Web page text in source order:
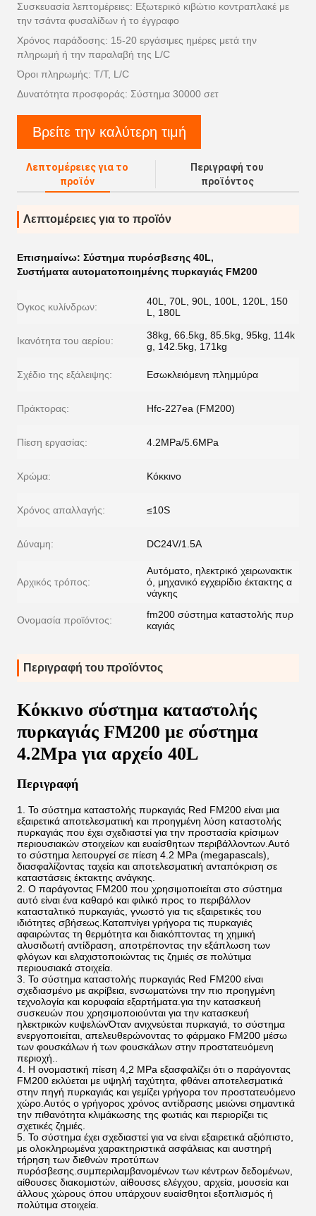
Συσκευασία λεπτομέρειες: Εξωτερικό κιβώτιο κοντραπλακέ με
την τσάντα φυσαλίδων ή το έγγραφο
Χρόνος παράδοσης: 15-20 εργάσιμες ημέρες μετά την
πληρωμή ή την παραλαβή της L/C
Όροι πληρωμής: T/T, L/C
Δυνατότητα προσφοράς: Σύστημα 30000 σετ
Βρείτε την καλύτερη τιμή
Λεπτομέρειες για το
προϊόν
Περιγραφή του
προϊόντος
Λεπτομέρειες για το προϊόν
Επισημαίνω: Σύστημα πυρόσβεσης 40L,
Συστήματα αυτοματοποιημένης πυρκαγιάς FM200
Όγκος κυλίνδρων:
40L, 70L, 90L, 100L, 120L, 150
L, 180L
Ικανότητα του αερίου:
38kg, 66.5kg, 85.5kg, 95kg, 114k
g, 142.5kg, 171kg
Σχέδιο της εξάλειψης: Εσωκλειόμενη πλημμύρα
Πράκτορας: Hfc-227ea (FM200)
Πίεση εργασίας: 4.2MPa/5.6MPa
Χρώμα: Κόκκινο
Χρόνος απαλλαγής: ≤10S
Δύναμη: DC24V/1.5A
Αρχικός τρόπος:
Αυτόματο, ηλεκτρικό χειρωνακτικ
ό, μηχανικό εγχειρίδιο έκτακτης α
νάγκης
Ονομασία προϊόντος:
fm200 σύστημα καταστολής πυρ
καγιάς
Περιγραφή του προϊόντος
Κόκκινο σύστημα καταστολής
πυρκαγιάς FM200 με σύστημα
4.2Mpa για αρχείο 40L
Περιγραφή
Το σύστημα καταστολής πυρκαγιάς Red FM200 είναι μια
εξαιρετικά αποτελεσματική και προηγμένη λύση καταστολής
πυρκαγιάς που έχει σχεδιαστεί για την προστασία κρίσιμων
περιουσιακών στοιχείων και ευαίσθητων περιβάλλοντων.Αυτό
το σύστημα λειτουργεί σε πίεση 4.2 MPa (megapascals),
διασφαλίζοντας ταχεία και αποτελεσματική ανταπόκριση σε
καταστάσεις έκτακτης ανάγκης.
Ο παράγοντας FM200 που χρησιμοποιείται στο σύστημα
αυτό είναι ένα καθαρό και φιλικό προς το περιβάλλον
κατασταλτικό πυρκαγιάς, γνωστό για τις εξαιρετικές του
ιδιότητες σβήσεως.Καταπνίγει γρήγορα τις πυρκαγιές
αφαιρώντας τη θερμότητα και διακόπτοντας τη χημική
αλυσιδωτή αντίδραση, αποτρέποντας την εξάπλωση των
φλόγων και ελαχιστοποιώντας τις ζημιές σε πολύτιμα
περιουσιακά στοιχεία.
Το σύστημα καταστολής πυρκαγιάς Red FM200 είναι
σχεδιασμένο με ακρίβεια, ενσωματώνει την πιο προηγμένη
τεχνολογία και κορυφαία εξαρτήματα.για την κατασκευή
συσκευών που χρησιμοποιούνται για την κατασκευή
ηλεκτρικών κυψελώνΌταν ανιχνεύεται πυρκαγιά, το σύστημα
ενεργοποιείται, απελευθερώνοντας το φάρμακο FM200 μέσω
των φουσκάλων ή των φουσκάλων στην προστατευόμενη
περιοχή..
Η ονομαστική πίεση 4,2 MPa εξασφαλίζει ότι ο παράγοντας
FM200 εκλύεται με υψηλή ταχύτητα, φθάνει αποτελεσματικά
στην πηγή πυρκαγιάς και γεμίζει γρήγορα τον προστατευόμενο
χώρο.Αυτός ο γρήγορος χρόνος αντίδρασης μειώνει σημαντικά
την πιθανότητα κλιμάκωσης της φωτιάς και περιορίζει τις
σχετικές ζημιές.
Το σύστημα έχει σχεδιαστεί για να είναι εξαιρετικά αξιόπιστο,
με ολοκληρωμένα χαρακτηριστικά ασφάλειας και αυστηρή
τήρηση των διεθνών προτύπων
πυρόσβεσης.συμπεριλαμβανομένων των κέντρων δεδομένων,
αίθουσες διακομιστών, αίθουσες ελέγχου, αρχεία, μουσεία και
άλλους χώρους όπου υπάρχουν ευαίσθητοι εξοπλισμός ή
πολύτιμα στοιχεία.